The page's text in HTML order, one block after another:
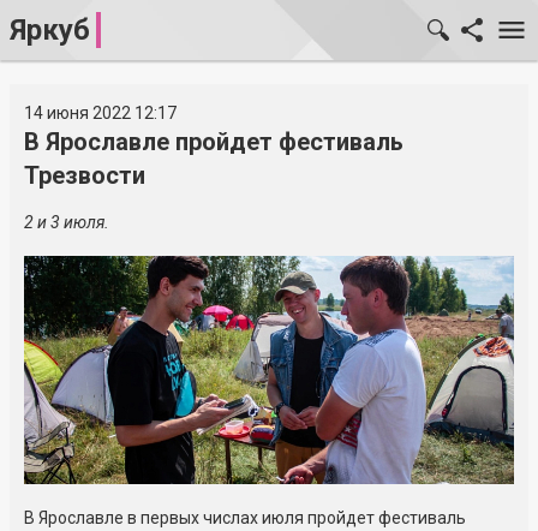
Яркуб
14 июня 2022 12:17
В Ярославле пройдет фестиваль
Трезвости
2 и 3 июля.
В Ярославле в первых числах июля пройдет фестиваль